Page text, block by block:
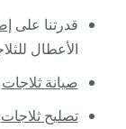
قدرتنا على
الأعطال
صيانة ثلاجات
تصليح ثلاجات